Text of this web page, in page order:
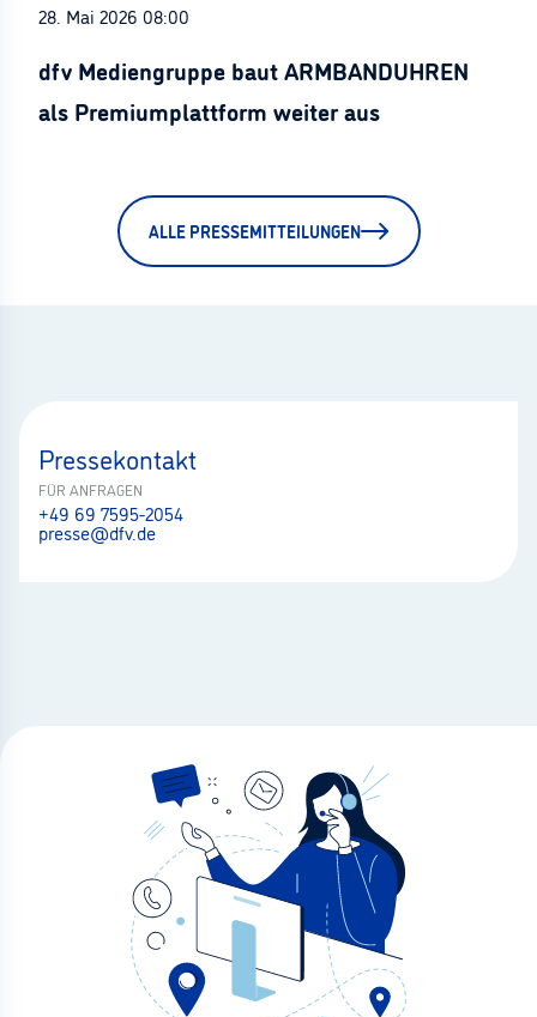
28. Mai 2026 08:00
dfv Mediengruppe baut ARMBANDUHREN
als Premiumplattform weiter aus
ALLE PRESSEMITTEILUNGEN
Pressekontakt
FÜR ANFRAGEN
+49 69 7595-2054
presse@dfv.de